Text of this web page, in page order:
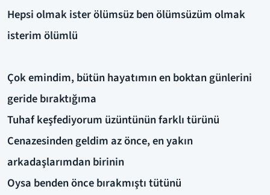
Hepsi olmak ister ölümsüz ben ölümsüzüm olmak
isterim ölümlü
Çok emindim, bütün hayatımın en boktan günlerini
geride bıraktığıma
Tuhaf keşfediyorum üzüntünün farklı türünü
Cenazesinden geldim az önce, en yakın
arkadaşlarımdan birinin
Oysa benden önce bırakmıştı tütünü